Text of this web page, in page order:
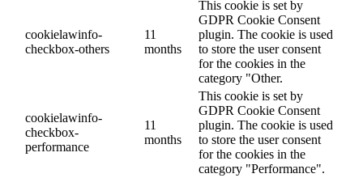
cookielawinfo-
checkbox-others
11
months
This cookie is set by
GDPR Cookie Consent
plugin. The cookie is used
to store the user consent
for the cookies in the
category "Other.
cookielawinfo-
checkbox-
performance
11
months
This cookie is set by
GDPR Cookie Consent
plugin. The cookie is used
to store the user consent
for the cookies in the
category "Performance".